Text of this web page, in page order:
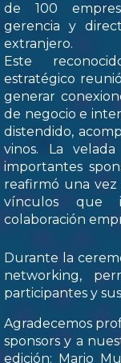
de 100
gerencia y
extranjero.
Este
estratégico
generar
de negocio e
distendido,
vinos. La
importantes
reafirmó una
vínculos que
colaboración
Durante la
networking,
participantes y
Agradecemos
sponsors y a
edición: Mario